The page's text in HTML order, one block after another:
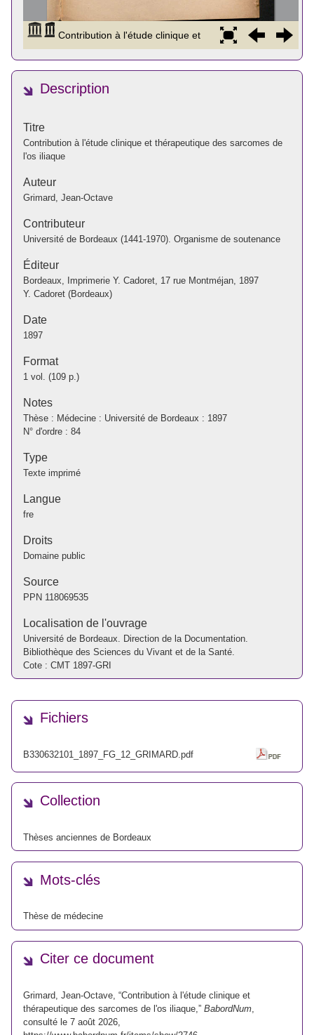
Description
Titre
Contribution à l'étude clinique et thérapeutique des sarcomes de
l'os iliaque
Auteur
Grimard, Jean-Octave
Contributeur
Université de Bordeaux (1441-1970). Organisme de soutenance
Éditeur
Bordeaux, Imprimerie Y. Cadoret, 17 rue Montméjan, 1897
Y. Cadoret (Bordeaux)
Date
1897
Format
1 vol. (109 p.)
Notes
Thèse : Médecine : Université de Bordeaux : 1897
N° d'ordre : 84
Type
Texte imprimé
Langue
fre
Droits
Domaine public
Source
PPN 118069535
Localisation de l'ouvrage
Université de Bordeaux. Direction de la Documentation.
Bibliothèque des Sciences du Vivant et de la Santé.
Cote : CMT 1897-GRI
Fichiers
B330632101_1897_FG_12_GRIMARD.pdf
Collection
Thèses anciennes de Bordeaux
Mots-clés
Thèse de médecine
Citer ce document
Grimard, Jean-Octave, “Contribution à l'étude clinique et
thérapeutique des sarcomes de l'os iliaque,” BabordNum
consulté le 7 août 2026,